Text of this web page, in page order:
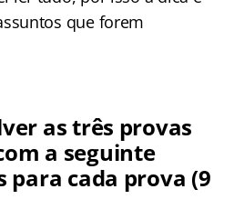
que forem
as três provas
a seguinte
para cada prova (9